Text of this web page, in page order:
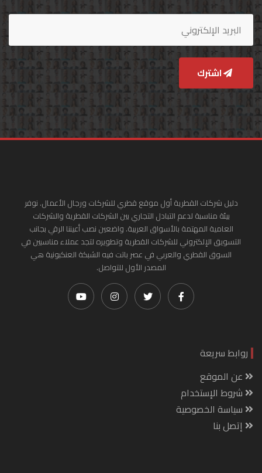
اشترك
دليل شركات القطرية أول موقع قطري للشركات ورجال الأعمال. نوفر
بيئة مناسبة لدعم التبادل التجاري بين الشركات القطرية والشركات
العامية المهتمة بالأسواق العربية. واضعين نصب أعيننا الرقي بجانب
التسويق الإلكتروني للشركات القطرية وتطويره لتجد عملاء مناسبين في
السوق القطري والعربي في عصر باتت فيه الشبكة العنكبونية هي
المصدر الأول للتواصل.
روابط سريعة
عن الموقع
شروط الإستخدام
سياسة الخصوصية
إتصل بنا